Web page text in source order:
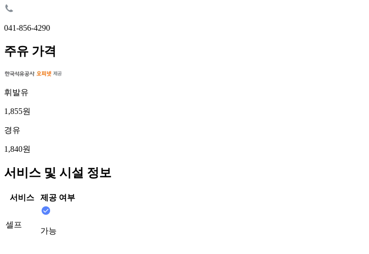
041-856-4290
주유 가격
휘발유
1,855원
경유
1,840원
서비스 및 시설 정보
서비스 제공 여부
셀프
가능